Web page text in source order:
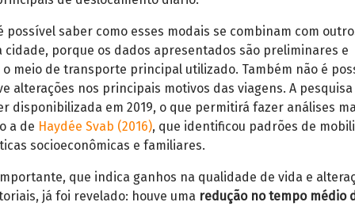
possível saber como esses modais se combinam com
cidade, porque os dados apresentados são preliminares e
meio de transporte principal utilizado. Também não é
alterações nos principais motivos das viagens. A pesquisa
disponibilizada em 2019, o que permitirá fazer análises
a de Haydée Svab (2016), que identificou padrões de
socioeconômicas e familiares.
que indica ganhos na qualidade de vida e
já foi revelado: houve uma redução no tempo médio